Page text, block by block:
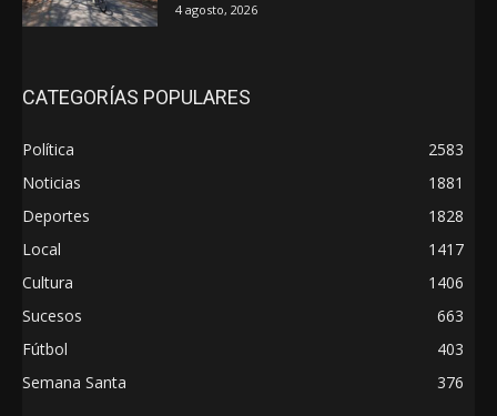
4 agosto, 2026
CATEGORÍAS POPULARES
Política
2583
Noticias
1881
Deportes
1828
Local
1417
Cultura
1406
Sucesos
663
Fútbol
403
Semana Santa
376